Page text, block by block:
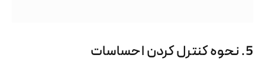
5. نحوه کنترل کردن احساسات